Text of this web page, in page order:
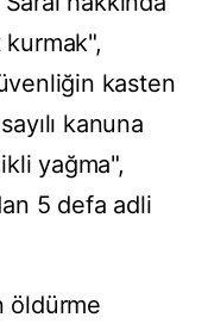
kasten
kanuna
yağma",
5 defa adli
öldürme